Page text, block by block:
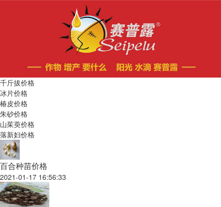
千斤拔价格
冰片价格
椿皮价格
朱砂价格
山茱萸价格
落新妇价格
百合种苗价格
2021-01-17 16:56:33